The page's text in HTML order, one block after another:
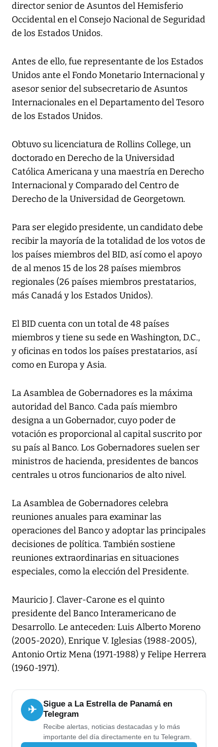
director senior de Asuntos del Hemisferio
Occidental en el Consejo Nacional de Seguridad
de los Estados Unidos.
Antes de ello, fue representante de los Estados
Unidos ante el Fondo Monetario Internacional y
asesor senior del subsecretario de Asuntos
Internacionales en el Departamento del Tesoro
de los Estados Unidos.
Obtuvo su licenciatura de Rollins College, un
doctorado en Derecho de la Universidad
Católica Americana y una maestría en Derecho
Internacional y Comparado del Centro de
Derecho de la Universidad de Georgetown.
Para ser elegido presidente, un candidato debe
recibir la mayoría de la totalidad de los votos de
los países miembros del BID, así como el apoyo
de al menos 15 de los 28 países miembros
regionales (26 países miembros prestatarios,
más Canadá y los Estados Unidos).
El BID cuenta con un total de 48 países
miembros y tiene su sede en Washington, D.C.,
y oficinas en todos los países prestatarios, así
como en Europa y Asia.
La Asamblea de Gobernadores es la máxima
autoridad del Banco. Cada país miembro
designa a un Gobernador, cuyo poder de
votación es proporcional al capital suscrito por
su país al Banco. Los Gobernadores suelen ser
ministros de hacienda, presidentes de bancos
centrales u otros funcionarios de alto nivel.
La Asamblea de Gobernadores celebra
reuniones anuales para examinar las
operaciones del Banco y adoptar las principales
decisiones de política. También sostiene
reuniones extraordinarias en situaciones
especiales, como la elección del Presidente.
Mauricio J. Claver-Carone es el quinto
presidente del Banco Interamericano de
Desarrollo. Le anteceden: Luis Alberto Moreno
(‪2005-2020‬), Enrique V. Iglesias (‪1988-2005‬),
Antonio Ortiz Mena (‪1971-1988‬) y Felipe Herrera
(‪1960-1971‬).
✈
Sigue a La Estrella de Panamá en
Telegram
Recibe alertas, noticias destacadas y lo más
importante del día directamente en tu Telegram.